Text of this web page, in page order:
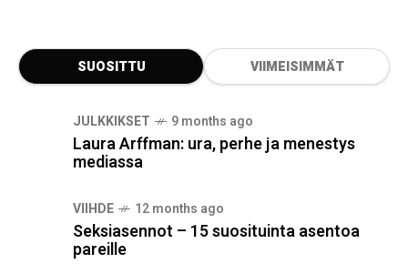
SUOSITTU VIIMEISIMMÄT
JULKKIKSET 9 months ago
Laura Arffman: ura, perhe ja menestys
mediassa
VIIHDE 12 months ago
Seksiasennot – 15 suosituinta asentoa
pareille